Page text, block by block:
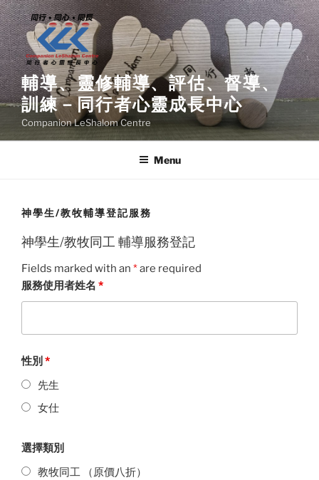
Skip
to
content
輔導、靈修輔導、評估、督導、
訓練－同行者心靈成長中心
Companion LeShalom Centre
Menu
神學生/教牧輔導登記服務
神學生/教牧同工 輔導服務登記
Fields marked with an *are required
服務使用者姓名 *
性別 *
先生
女仕
選擇類別
教牧同工 （原價八折）